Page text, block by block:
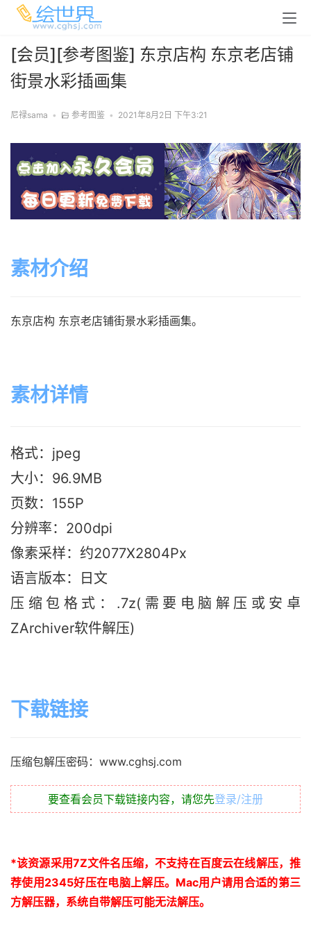
[会员][参考图鉴] 东京店构 东京老店铺
街景水彩插画集
尼禄sama • 参考图鉴 • 2021年8月2日 下午3:21
素材介绍
东京店构 东京老店铺街景水彩插画集。
素材详情
格式：jpeg
大小：96.9MB
页数：155P
分辨率：200dpi
像素采样：约2077X2804Px
语言版本：日文
压缩包格式：.7z(需要电脑解压或安卓
ZArchiver软件解压)
下载链接
压缩包解压密码：www.cghsj.com
要查看会员下载链接内容，请您先登录/注册
*该资源采用7Z文件名压缩，不支持在百度云在线解压，推
荐使用2345好压在电脑上解压。 Mac用户请用合适的第三
方解压器，系统自带解压可能无法解压。